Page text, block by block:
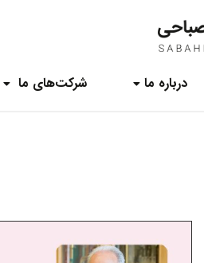
درباره ما ‌ شرکت‌های ما